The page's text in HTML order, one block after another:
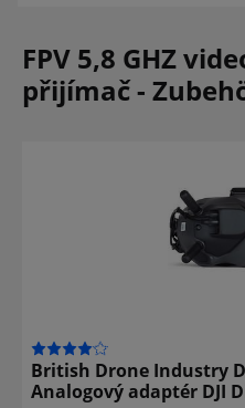
FPV 5,8 GHZ
přijímač -
British Drone Industry
Analogový adaptér DJI